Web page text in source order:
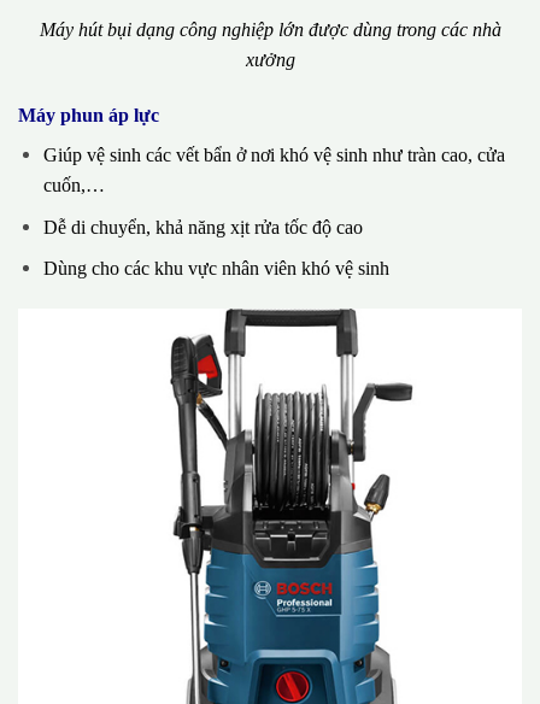
Máy hút bụi dạng công nghiệp lớn được dùng trong các nhà
xưởng
Máy phun áp lực
Giúp vệ sinh các vết bẩn ở nơi khó vệ sinh như tràn cao, cửa
cuốn,…
Dễ di chuyển, khả năng xịt rửa tốc độ cao
Dùng cho các khu vực nhân viên khó vệ sinh